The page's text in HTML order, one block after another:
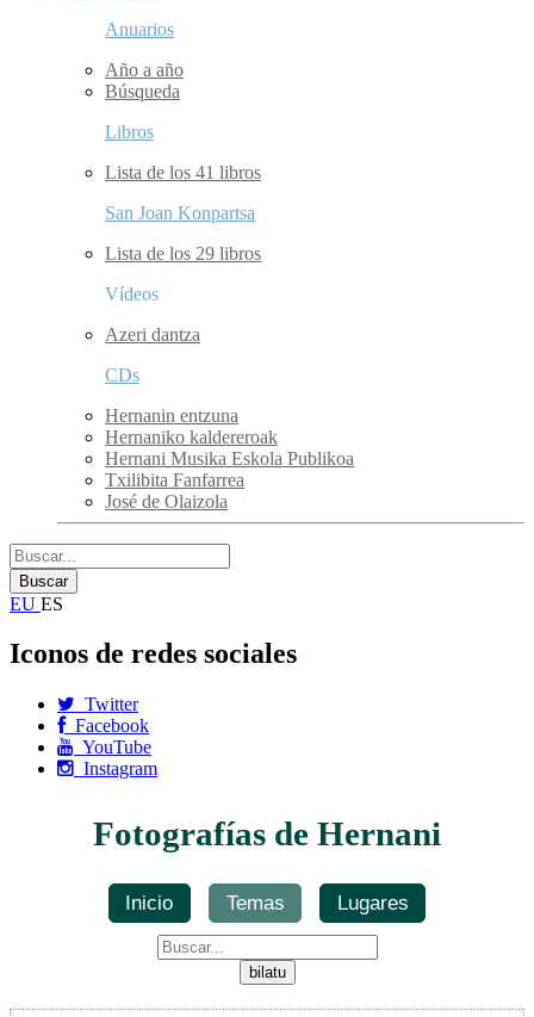
Anuarios
Año a año
Búsqueda
Libros
Lista de los 41 libros
San Joan Konpartsa
Lista de los 29 libros
Vídeos
Azeri dantza
CDs
Hernanin entzuna
Hernaniko kaldereroak
Hernani Musika Eskola Publikoa
Txilibita Fanfarrea
José de Olaizola
EU ES
Iconos de redes sociales
Twitter
Facebook
YouTube
Instagram
Fotografías de Hernani
Inicio Temas Lugares